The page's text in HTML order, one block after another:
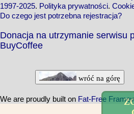
1997-2025. Polityka prywatności.
Do czego jest potrzebna rejestracja?
Donacja na utrzymanie serwisu
BuyCoffee
wróć na górę
We are proudly built on Fat-Free